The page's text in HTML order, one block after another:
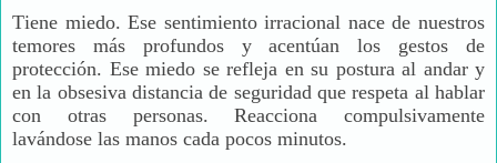
Tiene miedo. Ese sentimiento irracional nace de nuestros
temores más profundos y acentúan los gestos de
protección. Ese miedo se refleja en su postura al andar y
en la obsesiva distancia de seguridad que respeta al hablar
con otras personas. Reacciona compulsivamente
lavándose las manos cada pocos minutos.